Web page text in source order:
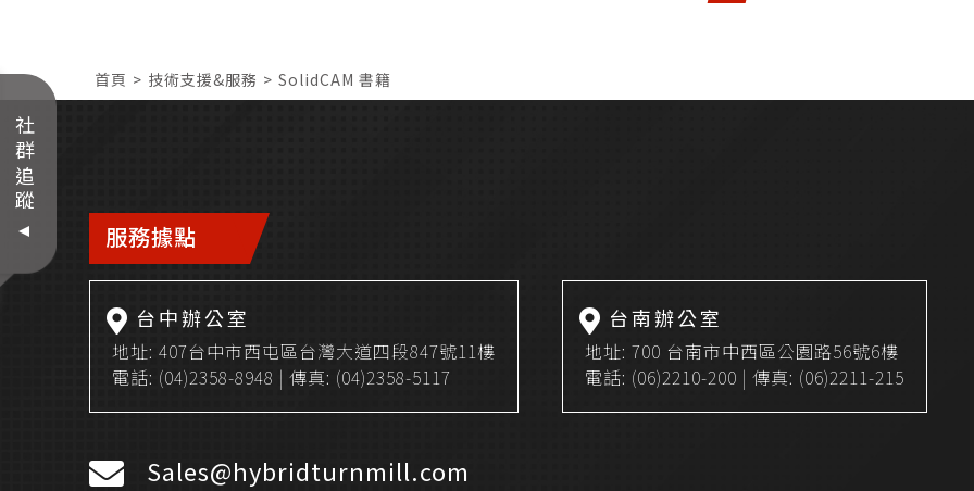
首頁 技術支援&服務 SolidCAM 書籍
服務據點
台中辦公室
地址:407台中市西屯區台灣大道四段847號11樓
電話: (04)2358-8948 | 傳真: (04)2358-5117
台南辦公室
地址:700 台南市中西區公園路56號6樓
電話: (06)2210-200 | 傳真: (06)2211-215
Sales@hybridturnmill.com
社群追蹤